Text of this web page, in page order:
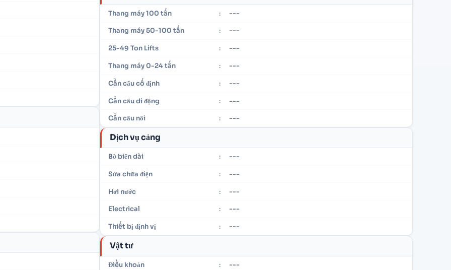
Thang máy 100 tấn : ---
Thang máy 50-100 tấn : ---
25-49 Ton Lifts : ---
Thang máy 0-24 tấn : ---
Cần cẩu cố định : ---
Cần cẩu di động : ---
Cần cẩu nổi : ---
Dịch vụ cảng
Bờ biển dài : ---
Sửa chữa điện : ---
Hơi nước : ---
Electrical : ---
Thiết bị định vị : ---
Vật tư
Điều khoản : ---